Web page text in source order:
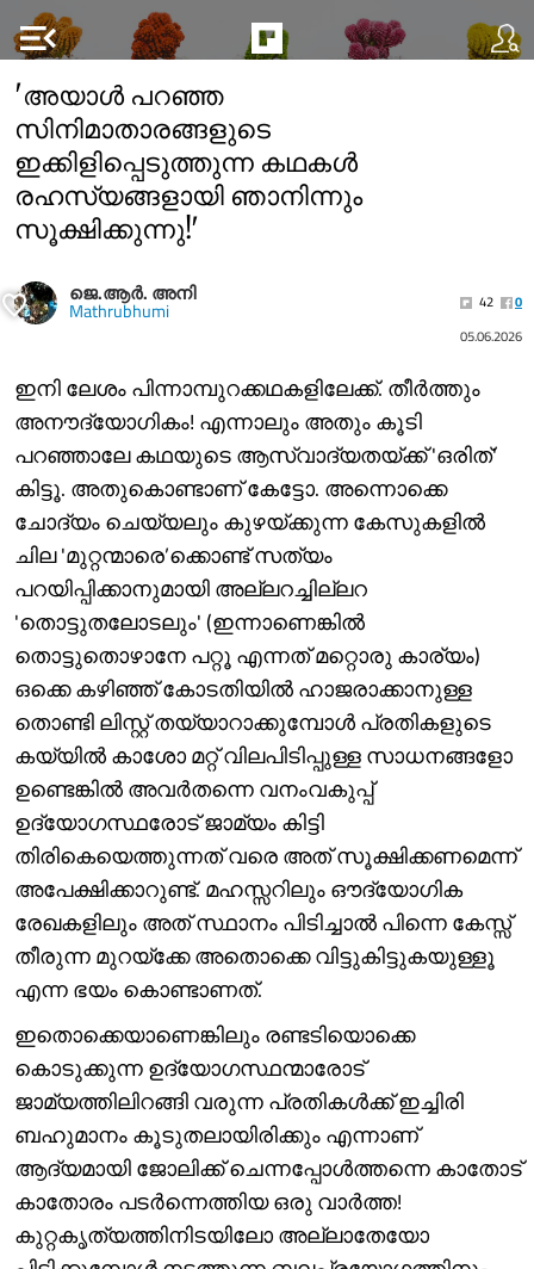
menu_open
'അയാൾ പറഞ്ഞ
സിനിമാതാരങ്ങളുടെ
ഇക്കിളിപ്പെടുത്തുന്ന കഥകൾ
രഹസ്യങ്ങളായി ഞാനിന്നും
സൂക്ഷിക്കുന്നു!'
ജെ.ആർ. അനി
Mathrubhumi 42
0
05.06.2026
ഇനി ലേശം പിന്നാമ്പുറക്കഥകളിലേക്ക്. തീർത്തും
അനൗദ്യോഗികം! എന്നാലും അതും കൂടി
പറഞ്ഞാലേ കഥയുടെ ആസ്വാദ്യതയ്ക്ക് 'ഒരിത്'
കിട്ടൂ. അതുകൊണ്ടാണ് കേട്ടോ. അന്നൊക്കെ
ചോദ്യം ചെയ്യലും കുഴയ്ക്കുന്ന കേസുകളിൽ
ചില 'മുറ്റന്മാരെ’ക്കൊണ്ട് സത്യം
പറയിപ്പിക്കാനുമായി അല്ലറച്ചില്ലറ
'തൊട്ടുതലോടലും' (ഇന്നാണെങ്കിൽ
തൊട്ടുതൊഴാനേ പറ്റൂ എന്നത് മറ്റൊരു കാര്യം)
ഒക്കെ കഴിഞ്ഞ് കോടതിയിൽ ഹാജരാക്കാനുള്ള
തൊണ്ടി ലിസ്റ്റ് തയ്യാറാക്കുമ്പോൾ പ്രതികളുടെ
കയ്യിൽ കാശോ മറ്റ് വിലപിടിപ്പുള്ള സാധനങ്ങളോ
ഉണ്ടെങ്കിൽ അവർതന്നെ വനംവകുപ്പ്
ഉദ്യോഗസ്ഥരോട് ജാമ്യം കിട്ടി
തിരികെയെത്തുന്നത് വരെ അത് സൂക്ഷിക്കണമെന്ന്
അപേക്ഷിക്കാറുണ്ട്. മഹസ്സറിലും ഔദ്യോഗിക
രേഖകളിലും അത് സ്ഥാനം പിടിച്ചാൽ പിന്നെ കേസ്സ്
തീരുന്ന മുറയ്‌ക്കേ അതൊക്കെ വിട്ടുകിട്ടുകയുള്ളൂ
എന്ന ഭയം കൊണ്ടാണത്.
ഇതൊക്കെയാണെങ്കിലും രണ്ടടിയൊക്കെ
കൊടുക്കുന്ന ഉദ്യോഗസ്ഥന്മാരോട്
ജാമ്യത്തിലിറങ്ങി വരുന്ന പ്രതികൾക്ക് ഇച്ചിരി
ബഹുമാനം കൂടുതലായിരിക്കും എന്നാണ്
ആദ്യമായി ജോലിക്ക് ചെന്നപ്പോൾത്തന്നെ കാതോട്
കാതോരം പടർന്നെത്തിയ ഒരു വാർത്ത!
കുറ്റകൃത്യത്തിനിടയിലോ അല്ലാതേയോ